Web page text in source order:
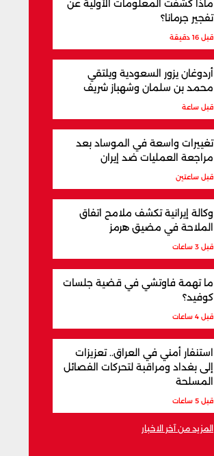
ماذا كشفت المعلومات الأولية عن
تفجير جرمانا؟
قبل 16 دقيقة
أردوغان يزور السعودية ويلتقي
محمد بن سلمان وشهباز شريف
قبل ساعة
تغييرات واسعة في الموساد بعد
مراجعة العمليات ضد إيران
قبل ساعتين
وكالة إيرانية تكشف ملامح اتفاق
الملاحة في مضيق هرمز
قبل 3 ساعات
ما تهمة فاوتشي في قضية جلسات
كوفيد؟
قبل 4 ساعات
استنفار أمني في العراق.. تعزيزات
إلى بغداد ومراقبة لتحركات الفصائل
المسلحة
قبل 5 ساعات
المزيد من آخر الاخبار